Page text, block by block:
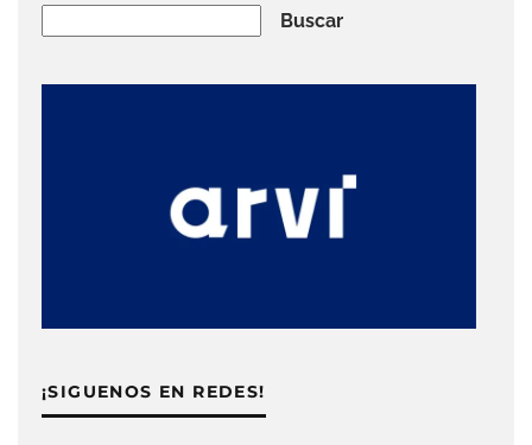
Buscar
¡SIGUENOS EN REDES!